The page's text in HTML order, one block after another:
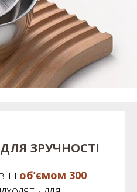
ЗРУЧНОСТІ
об’ємом 300